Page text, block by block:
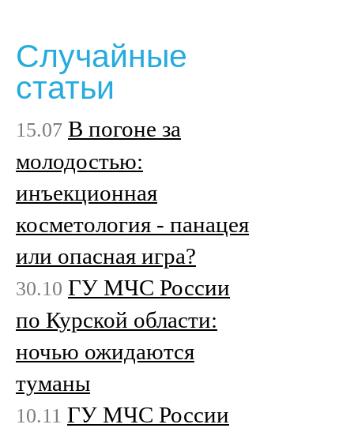
Случайные
статьи
15.07 В погоне за
молодостью:
инъекционная
косметология - панацея
или опасная игра?
30.10 ГУ МЧС России
по Курской области:
ночью ожидаются
туманы
10.11 ГУ МЧС России